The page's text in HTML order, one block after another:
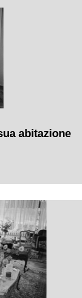
abitazione